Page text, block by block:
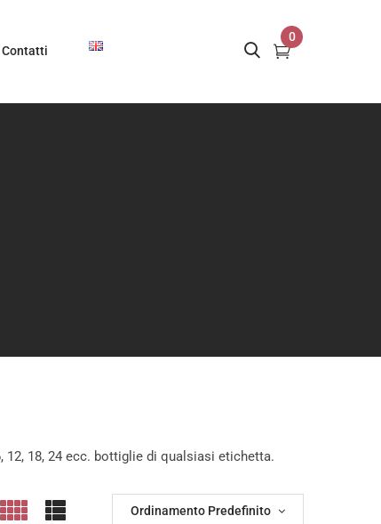
Contatti
0
18, 24 ecc. bottiglie di qualsiasi etichetta.
Ordinamento Predefinito